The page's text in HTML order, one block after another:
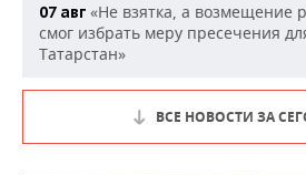
07 авг «Не взятка, а возмещение
смог избрать меру пресечения
Татарстан»
ВСЕ НОВОСТИ ЗА